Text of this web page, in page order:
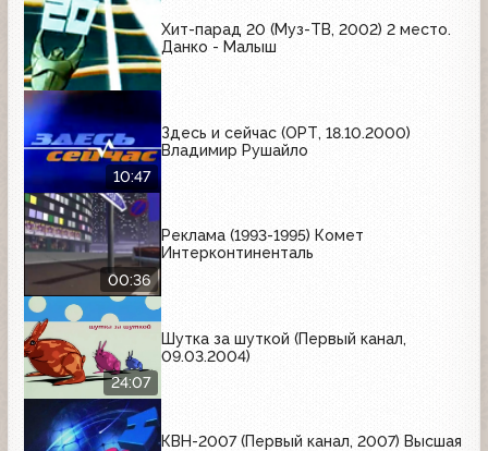
Хит-парад 20 (Муз-ТВ, 2002) 2 место.
Данко - Малыш
10:47
Здесь и сейчас (ОРТ, 18.10.2000)
Владимир Рушайло
00:36
Реклама (1993-1995) Комет
Интерконтиненталь
24:07
Шутка за шуткой (Первый канал,
09.03.2004)
КВН-2007 (Первый канал, 2007) Высшая